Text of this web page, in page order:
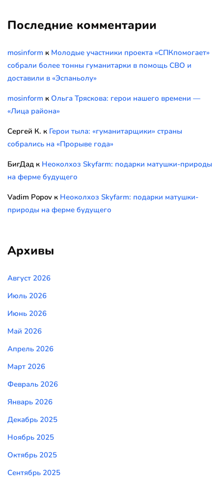
Последние комментарии
mosinform к Молодые участники проекта «СПКпомогает»
собрали более тонны гуманитарки в помощь СВО и
доставили в «Эспаньолу»
mosinform к Ольга Тряскова: герои нашего времени —
«Лица района»
Сергей К. к Герои тыла: «гуманитарщики» страны
собрались на «Прорыве года»
БигДад к Неоколхоз Skyfarm: подарки матушки-природы
на ферме будущего
Vadim Popov к Неоколхоз Skyfarm: подарки матушки-
природы на ферме будущего
Архивы
Август 2026
Июль 2026
Июнь 2026
Май 2026
Апрель 2026
Март 2026
Февраль 2026
Январь 2026
Декабрь 2025
Ноябрь 2025
Октябрь 2025
Сентябрь 2025